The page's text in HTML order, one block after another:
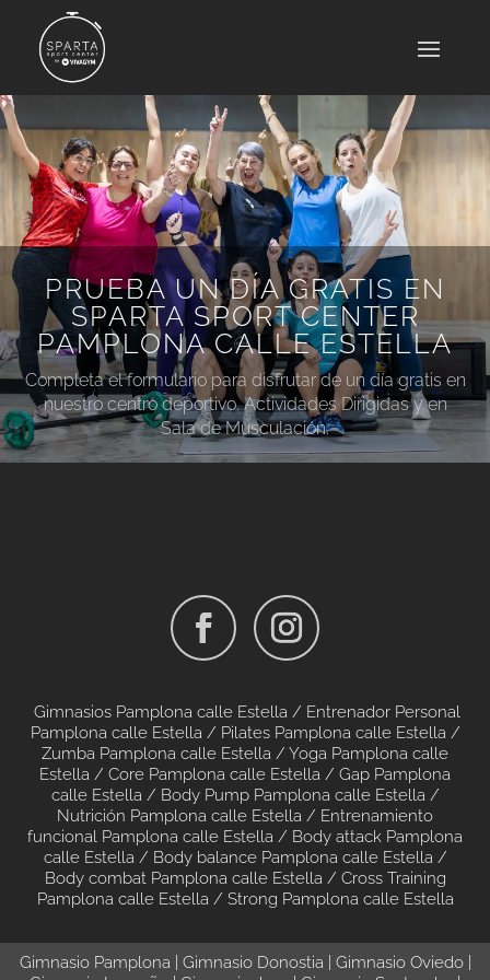
PRUEBA UN DÍA GRATIS EN
SPARTA SPORT CENTER
PAMPLONA CALLE ESTELLA
Completa el formulario para disfrutar de un día gratis en
nuestro centro deportivo. Actividades Dirigidas y en
Sala de Musculación.
Gimnasios Pamplona calle Estella / Entrenador Personal
Pamplona calle Estella / Pilates Pamplona calle Estella/
Zumba Pamplona calle Estella / Yoga Pamplona calle
Estella / Core Pamplona calle Estella / Gap Pamplona
calle Estella/ Body Pump Pamplona calle Estella/
Nutrición Pamplona calle Estella / Entrenamiento
funcional Pamplona calle Estella / Body attack Pamplona
calle Estella/ Body balance Pamplona calle Estella/
Body combat Pamplona calle Estella/ Cross Training
Pamplona calle Estella/ Strong Pamplona calle Estella
Gimnasio Pamplona| Gimnasio Donostia| Gimnasio Oviedo|